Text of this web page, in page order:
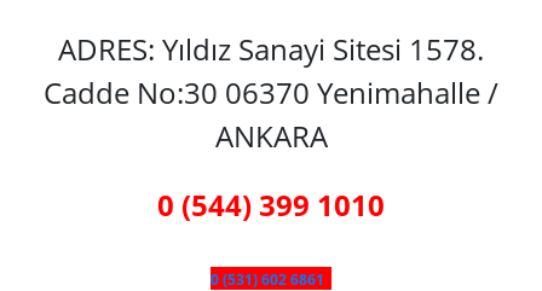
ADRES: Yıldız Sanayi Sitesi 1578.
Cadde No:30 06370 Yenimahalle /
ANKARA
0 (544) 399 1010
0 (531) 602 6861